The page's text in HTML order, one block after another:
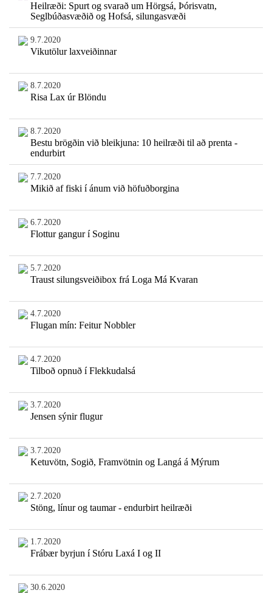
Heilræði: Spurt og svarað um Hörgsá, Þórisvatn,
Seglbúðasvæðið og Hofsá, silungasvæði
9.7.2020
Vikutölur laxveiðinnar
8.7.2020
Risa Lax úr Blöndu
8.7.2020
Bestu brögðin við bleikjuna: 10 heilræði til að prenta -
endurbirt
7.7.2020
Mikið af fiski í ánum við höfuðborgina
6.7.2020
Flottur gangur í Soginu
5.7.2020
Traust silungsveiðibox frá Loga Má Kvaran
4.7.2020
Flugan mín: Feitur Nobbler
4.7.2020
Tilboð opnuð í Flekkudalsá
3.7.2020
Jensen sýnir flugur
3.7.2020
Ketuvötn, Sogið, Framvötnin og Langá á Mýrum
2.7.2020
Stöng, línur og taumar - endurbirt heilræði
1.7.2020
Frábær byrjun í Stóru Laxá I og II
30.6.2020